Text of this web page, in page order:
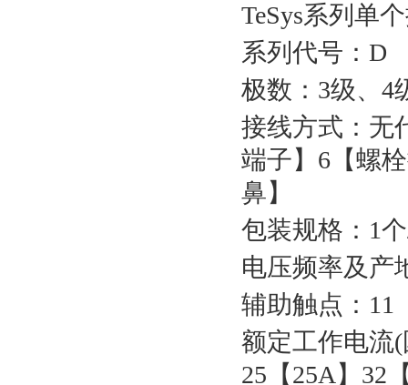
TeSys系列单
系列代号：D
极数：3级、4
接线方式：无
端子】6【螺
鼻】
包装规格：1
电压频率及产
辅助触点：11
额定工作电流
25【25A】32